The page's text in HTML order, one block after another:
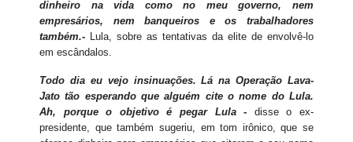
dinheiro na vida como no meu governo, nem
empresários, nem banqueiros e os trabalhadores
também.-
Lula, sobre as tentativas da elite de envolvê-lo
em escândalos.
Todo dia eu vejo insinuações. Lá na Operação Lava-
Jato tão esperando que alguém cite o nome do Lula.
Ah, porque o objetivo é pegar Lula -
disse o ex-
presidente, que também sugeriu, em tom irônico, que se